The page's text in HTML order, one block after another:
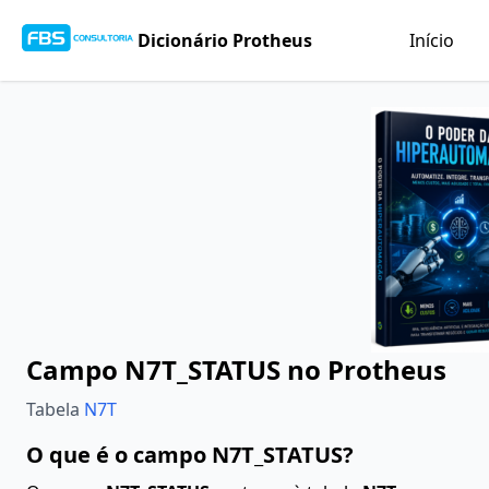
Dicionário Protheus Início
Campo N7T_STATUS no Protheus
Tabela N7T
O que é o campo N7T_STATUS?